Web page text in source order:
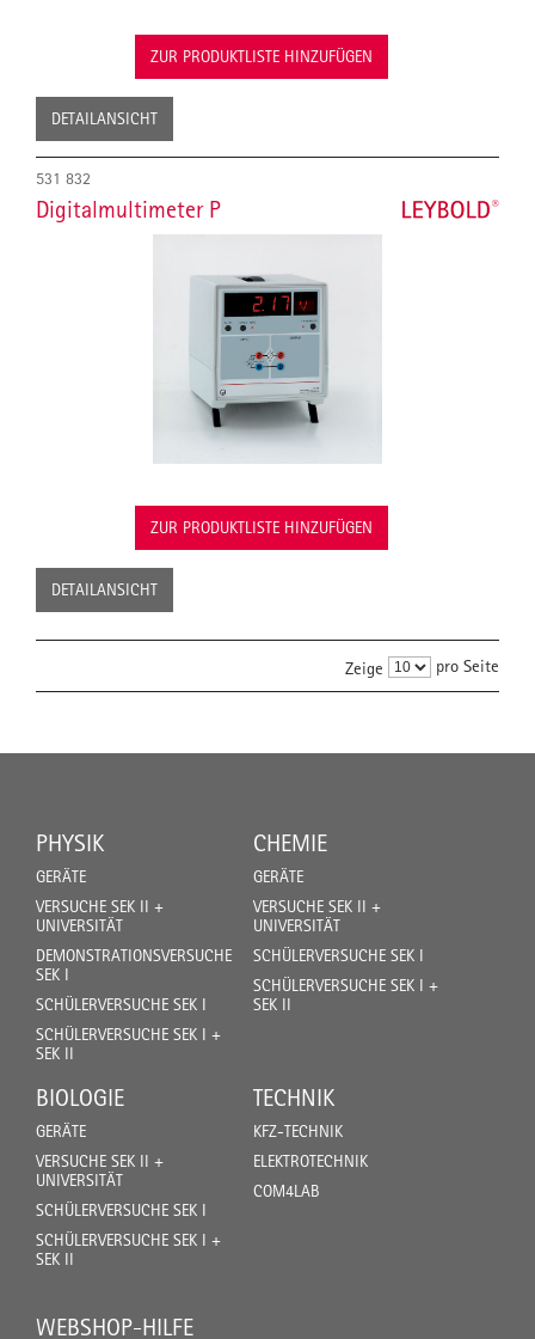
ZUR PRODUKTLISTE HINZUFÜGEN
DETAILANSICHT
531 832
Digitalmultimeter P
ZUR PRODUKTLISTE HINZUFÜGEN
DETAILANSICHT
Zeige pro Seite
PHYSIK
GERÄTE
VERSUCHE SEK II +
UNIVERSITÄT
DEMONSTRATIONSVERSUCHE
SEK I
SCHÜLERVERSUCHE SEK I
SCHÜLERVERSUCHE SEK I +
SEK II
CHEMIE
GERÄTE
VERSUCHE SEK II +
UNIVERSITÄT
SCHÜLERVERSUCHE SEK I
SCHÜLERVERSUCHE SEK I +
SEK II
BIOLOGIE
GERÄTE
VERSUCHE SEK II +
UNIVERSITÄT
SCHÜLERVERSUCHE SEK I
SCHÜLERVERSUCHE SEK I +
SEK II
TECHNIK
KFZ-TECHNIK
ELEKTROTECHNIK
COM4LAB
WEBSHOP-HILFE